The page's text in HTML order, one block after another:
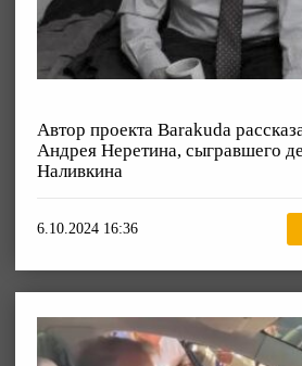
Автор проекта Barakuda
Андрея Неретина, сыгравшего
Наливкина
6.10.2024 16:36